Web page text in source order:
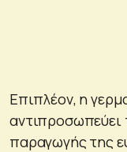
Επιπλέον, η
αντιπροσωπεύει
παραγωγής της